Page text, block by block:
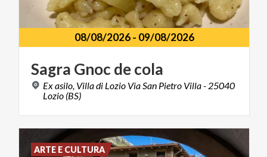
08/08/2026- 09/08/2026
Sagra Gnoc decola
Ex asilo, Villa di Lozio Via San Pietro Villa - 25040
Lozio (BS)
ARTE E CULTURA